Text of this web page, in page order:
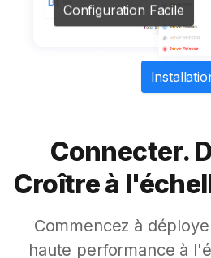
Configuration Facile
Connecter.
Croître à
Commencez à
haute performance à